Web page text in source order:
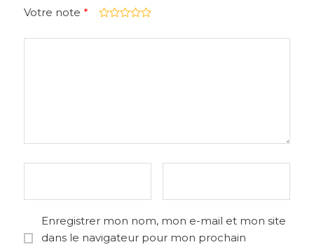
Votre note *
Enregistrer mon nom, mon e-mail et mon site
dans le navigateur pour mon prochain